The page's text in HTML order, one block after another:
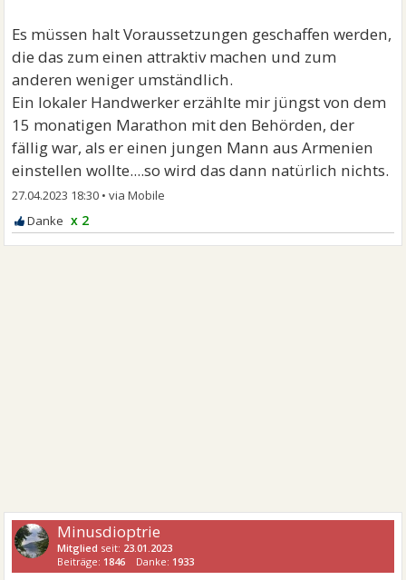
Es müssen halt Voraussetzungen geschaffen werden,
die das zum einen attraktiv machen und zum
anderen weniger umständlich.
Ein lokaler Handwerker erzählte mir jüngst von dem
15 monatigen Marathon mit den Behörden, der
fällig war, als er einen jungen Mann aus Armenien
einstellen wollte....so wird das dann natürlich nichts.
27.04.2023 18:30 •
x 2
Minusdioptrie
Mitglied seit: 23.01.2023
Beiträge: 1846 Danke: 1933